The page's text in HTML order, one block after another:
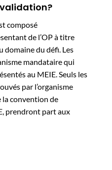
composé
de l’OP à titre
domaine du défi. Les
mandataire qui
au MEIE. Seuls les
par l’organisme
la convention de
prendront part aux